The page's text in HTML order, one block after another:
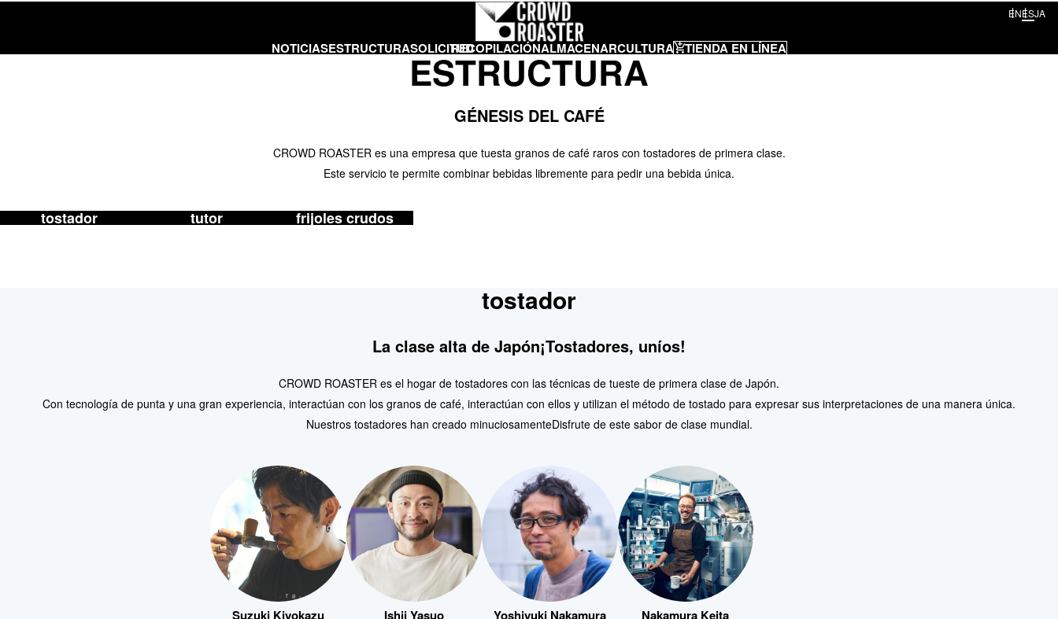
NOTICIASESTRUCTURASOLICITUDRECOPILACIÓNALMACENARCULTURA TIENDA EN LÍNEA
ENES JA
ESTRUCTURA
GÉNESIS DEL CAFÉ
CROWD ROASTER es una empresa que tuesta granos de café raros con tostadores de primera clase.
Este servicio te permite combinar bebidas libremente para pedir una bebida única.
tostador tutor frijoles crudos
tostador
La clase alta de Japón¡Tostadores, uníos!
CROWD ROASTER es el hogar de tostadores con las técnicas de tueste de primera clase de Japón.
Con tecnología de punta y una gran experiencia, interactúan con los granos de café, interactúan con ellos y utilizan el método de tostado para expresar sus interpretaciones de una manera única.
Nuestros tostadores han creado minuciosamenteDisfrute de este sabor de clase mundial.
Suzuki Kiyokazu Ishii Yasuo Yoshiyuki Nakamura Nakamura Keita